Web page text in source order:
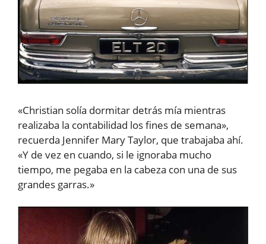
«Christian solía dormitar detrás mía mientras
realizaba la contabilidad los fines de semana»,
recuerda Jennifer Mary Taylor, que trabajaba ahí.
«Y de vez en cuando, si le ignoraba mucho
tiempo, me pegaba en la cabeza con una de sus
grandes garras.»